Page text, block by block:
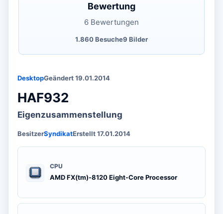
DesktopGeändert 19.01.2014
HAF932
Eigenzusammenstellung
BesitzerSyndikatErstellt 17.01.2014
CPU
AMD FX(tm)-8120 Eight-Core Processor
Bewertung
6 Bewertungen
1.860 Besuche9 Bilder